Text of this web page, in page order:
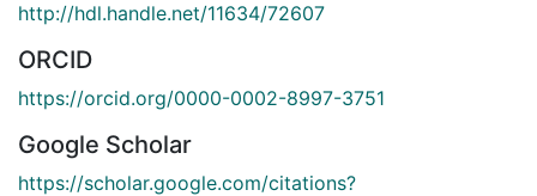
http://hdl.handle.net/11634/72607
ORCID
https://orcid.org/0000-0002-8997-3751
Google Scholar
https://scholar.google.com/citations?